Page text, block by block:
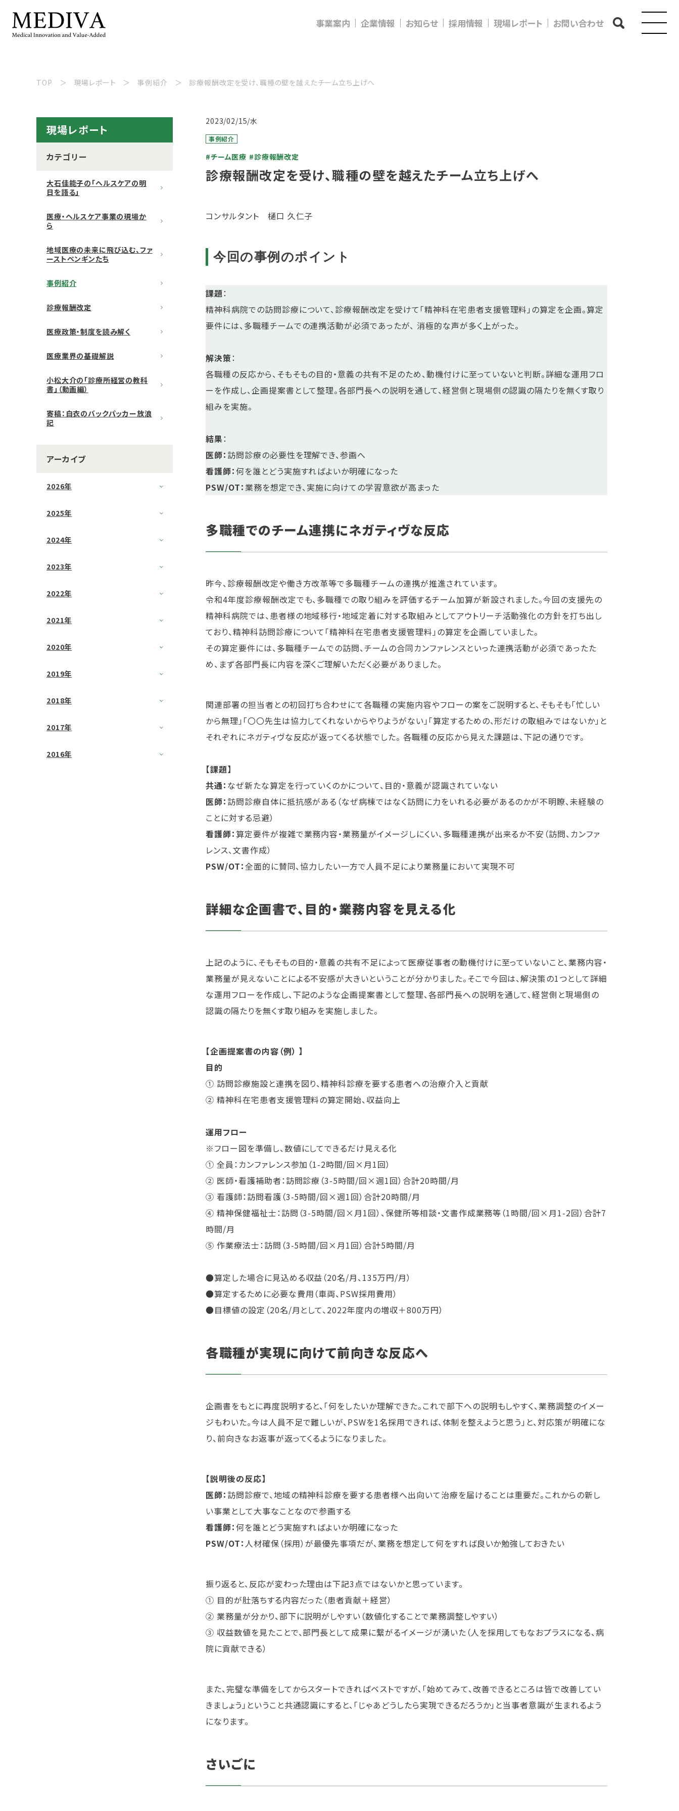
事業案内 企業情報 お知らせ 採用情報 現場レポート お問い合わせ
TOP 現場レポート 事例紹介 診療報酬改定を受け、職種の壁を越えたチーム立ち上げへ
現場レポート
カテゴリー
大石佳能子の「ヘルスケアの明
日を語る」
医療・ヘルスケア事業の現場か
ら
地域医療の未来に飛び込む、ファ
ーストペンギンたち
事例紹介
診療報酬改定
医療政策・制度を読み解く
医療業界の基礎解説
小松大介の「診療所経営の教科
書」（動画編）
寄稿：白衣のバックパッカー放浪
記
アーカイブ
2026年
2025年
2024年
2023年
2022年
2021年
2020年
2019年
2018年
2017年
2016年
2023/02/15/水
事例紹介
#チーム医療 #診療報酬改定
診療報酬改定を受け、職種の壁を越えたチーム立ち上げへ
コンサルタント 樋口 久仁子
今回の事例のポイント
課題：
精神科病院での訪問診療について、診療報酬改定を受けて「精神科在宅患者支援管理料」の算定を企画。算定
要件には、多職種チームでの連携活動が必須であったが、 消極的な声が多く上がった。
解決策：
各職種の反応から、そもそもの目的・意義の共有不足のため、動機付けに至っていないと判断。詳細な運用フロ
ーを作成し、企画提案書として整理。各部門長への説明を通して、経営側と現場側の認識の隔たりを無くす取り
組みを実施。
結果：
医師： 訪問診療の必要性を理解でき、参画へ
看護師： 何を誰とどう実施すればよいか明確になった
PSW/OT： 業務を想定でき、実施に向けての学習意欲が高まった
多職種でのチーム連携にネガティヴな反応
昨今、診療報酬改定や働き方改革等で多職種チームの連携が推進されています。
令和4年度診療報酬改定でも、多職種での取り組みを評価するチーム加算が新設されました。今回の支援先の
精神科病院では、患者様の地域移行・地域定着に対する取組みとしてアウトリーチ活動強化の方針を打ち出し
ており、精神科訪問診療について「精神科在宅患者支援管理料」の算定を企画していました。
その算定要件には、多職種チームでの訪問、チームの合同カンファレンスといった連携活動が必須であったた
め、まず各部門長に内容を深くご理解いただく必要がありました。
関連部署の担当者との初回打ち合わせにて各職種の実施内容やフローの案をご説明すると、そもそも「忙しい
から無理」「〇〇先生は協力してくれないからやりようがない」「算定するための、形だけの取組みではないか」と
それぞれにネガティヴな反応が返ってくる状態でした。 各職種の反応から見えた課題は、下記の通りです。
【課題】
共通： なぜ新たな算定を行っていくのかについて、目的・意義が認識されていない
医師： 訪問診療自体に抵抗感がある（なぜ病棟ではなく訪問に力をいれる必要があるのかが不明瞭、未経験の
ことに対する忌避）
看護師： 算定要件が複雑で業務内容・業務量がイメージしにくい、多職種連携が出来るか不安（訪問、カンファ
レンス、文書作成）
PSW/OT：全面的に賛同、協力したい一方で人員不足により業務量において実現不可
詳細な企画書で、目的・業務内容を見える化
上記のように、そもそもの目的・意義の共有不足によって医療従事者の動機付けに至っていないこと、業務内容・
業務量が見えないことによる不安感が大きいということが分かりました。そこで今回は、解決策の1つとして詳細
な運用フローを作成し、下記のような企画提案書として整理、各部門長への説明を通して、経営側と現場側の
認識の隔たりを無くす取り組みを実施しました。
【企画提案書の内容（例） 】
目的
① 訪問診療施設と連携を図り、精神科診療を要する患者への治療介入と貢献
② 精神科在宅患者支援管理料の算定開始、収益向上
運用フロー
※フロー図を準備し、数値にしてできるだけ見える化
① 全員：カンファレンス参加（1-2時間/回×月1回）
② 医師・看護補助者：訪問診療（3-5時間/回×週1回）合計20時間/月
③ 看護師：訪問看護（3-5時間/回×週1回）合計20時間/月
④ 精神保健福祉士：訪問（3-5時間/回×月1回）、保健所等相談・文書作成業務等（1時間/回×月1-2回）合計7
時間/月
⑤ 作業療法士：訪問（3-5時間/回×月1回）合計5時間/月
●算定した場合に見込める収益（20名/月、135万円/月）
●算定するために必要な費用（車両、PSW採用費用）
●目標値の設定（20名/月として、2022年度内の増収＋800万円）
各職種が実現に向けて前向きな反応へ
企画書をもとに再度説明すると、「何をしたいか理解できた。これで部下への説明もしやすく、業務調整のイメー
ジもわいた。今は人員不足で難しいが、PSWを1名採用できれば、体制を整えようと思う」と、対応策が明確にな
り、前向きなお返事が返ってくるようになりました。
【説明後の反応】
医師： 訪問診療で、地域の精神科診療を要する患者様へ出向いて治療を届けることは重要だ。これからの新し
い事業として大事なことなので参画する
看護師： 何を誰とどう実施すればよいか明確になった
PSW/OT： 人材確保（採用）が最優先事項だが、業務を想定して何をすれば良いか勉強しておきたい
振り返ると、反応が変わった理由は下記3点ではないかと思っています。
① 目的が肚落ちする内容だった（患者貢献＋経営）
② 業務量が分かり、部下に説明がしやすい（数値化することで業務調整しやすい）
③ 収益数値を見たことで、部門長として成果に繋がるイメージが湧いた（人を採用してもなおプラスになる、病
院に貢献できる）
また、完璧な準備をしてからスタートできればベストですが、「始めてみて、改善できるところは皆で改善してい
きましょう」ということ共通認識にすると、「じゃあどうしたら実現できるだろうか」と当事者意識が生まれるよう
になります。
さいごに